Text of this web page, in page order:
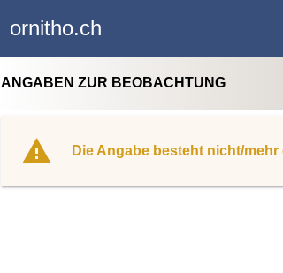
ornitho.ch
ANGABEN ZUR BEOBACHTUNG
Die Angabe besteht nicht/